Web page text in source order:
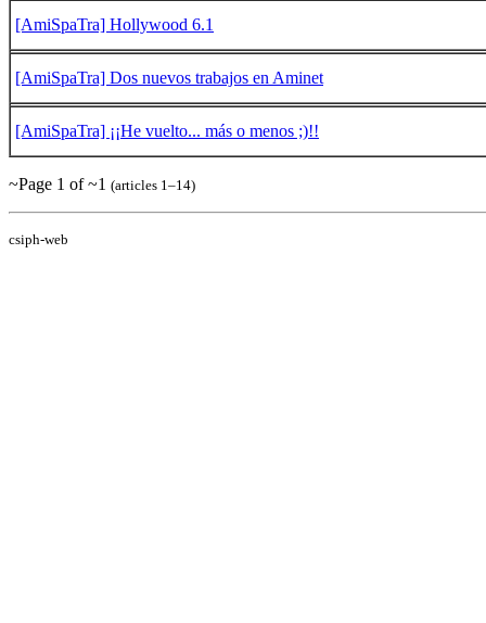
[AmiSpaTra] Hollywood 6.1
[AmiSpaTra] Dos nuevos trabajos en Aminet
[AmiSpaTra] ¡¡He vuelto... más o menos ;)!!
~Page 1 of ~1 (articles 1–14)
csiph-web